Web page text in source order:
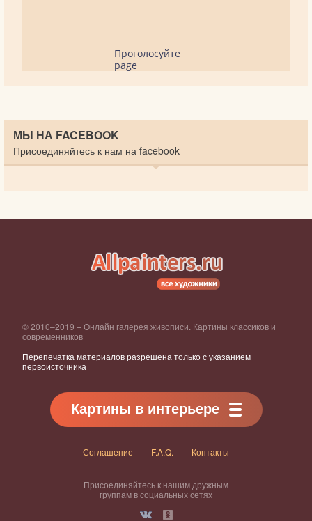
Проголосуйте
page
МЫ НА FACEBOOK
Присоединяйтесь к нам на facebook
© 2010–2019 – Онлайн галерея живописи. Картины классиков и
современников
Перепечатка материалов разрешена только с указанием
первоисточника
Картины в интерьере
Соглашение F.A.Q. Контакты
Присоединяйтесь к нашим дружным
группам в социальных сетях